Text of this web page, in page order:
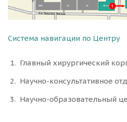
Система навигации по Центру
Главный хирургический
Научно-консультативное
Научно-образовательный